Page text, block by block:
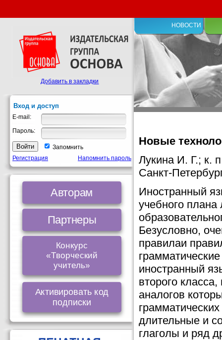
НОВОСТИ
Новые
Лукина И. Г.; к.
Санкт-
Иностранный
учебного плана
Безусловно,
правилаи
иностранный
второго
аналогов
длительные и
глаголы и ряд
Добавить в закладки
Вход и доступ
E-mail:
Пароль:
Запомнить
Регистрация
Напомнить пароль
Авторам
Партнеры
Конкурс
«Творческий
учитель»
Активировать код
подписки